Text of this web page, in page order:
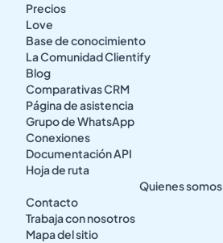
Precios
Love
Base de conocimiento
La Comunidad Clientify
Blog
Comparativas CRM
Página de asistencia
Grupo de WhatsApp
Conexiones
Documentación API
Hoja de ruta
Quienes somos
Contacto
Trabaja con nosotros
Mapa del sitio